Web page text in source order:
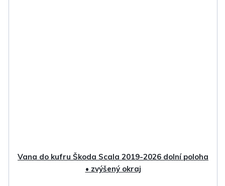
Vana do kufru Škoda Scala 2019-2026 dolní poloha
• zvýšený okraj